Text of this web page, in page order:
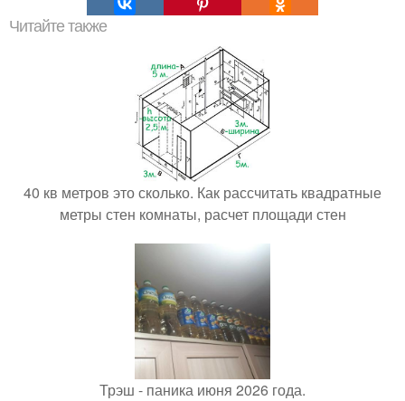
Читайте также
40 кв метров это сколько. Как рассчитать квадратные
метры стен комнаты, расчет площади стен
Трэш - паника июня 2026 года.